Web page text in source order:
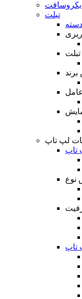
تبلت
تبلت
لپ تاپ
تاپ
نوع
تاپ